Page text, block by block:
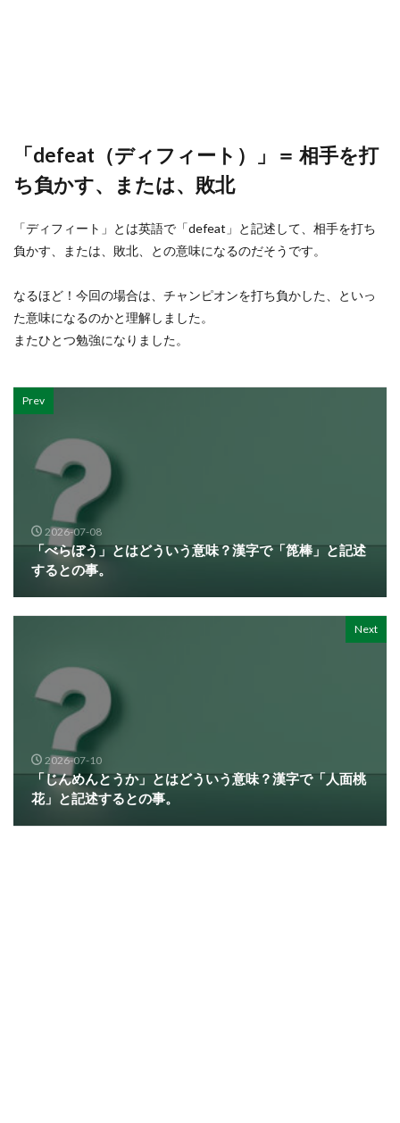
「defeat（ディフィート）」＝ 相手を打
ち負かす、または、敗北
「ディフィート」とは英語で「defeat」と記述して、相手を打ち
負かす、または、敗北、との意味になるのだそうです。
なるほど！今回の場合は、チャンピオンを打ち負かした、といっ
た意味になるのかと理解しました。
またひとつ勉強になりました。
Prev
2026-07-08
「べらぼう」とはどういう意味？漢字で「箆棒」と記述
するとの事。
Next
2026-07-10
「じんめんとうか」とはどういう意味？漢字で「人面桃
花」と記述するとの事。